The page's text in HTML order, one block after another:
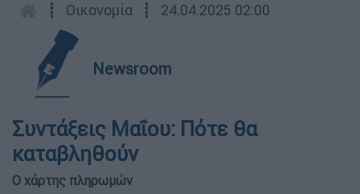
┋ Οικονομία ┋ 24.04.2025 02:00
Newsroom
Συντάξεις Μαΐου: Πότε θα
καταβληθούν
Ο χάρτης πληρωμών